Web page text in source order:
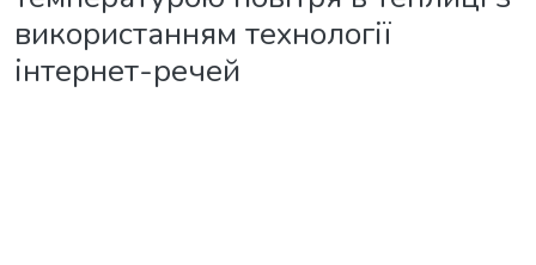
використанням технології
інтернет-речей